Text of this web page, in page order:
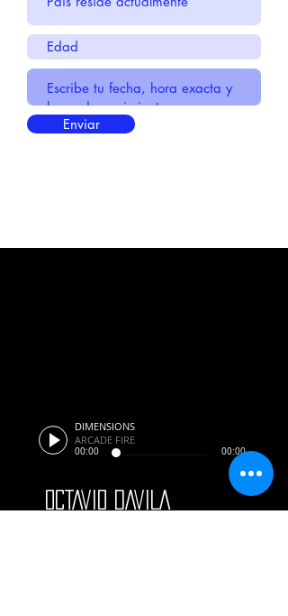
Enviar
DIMENSIONS
ARCADE FIRE
00:00 00:00
oCTAVIO DAVILA